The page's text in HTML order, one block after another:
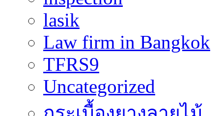
lasik
Law firm in Bangkok
TFRS9
Uncategorized